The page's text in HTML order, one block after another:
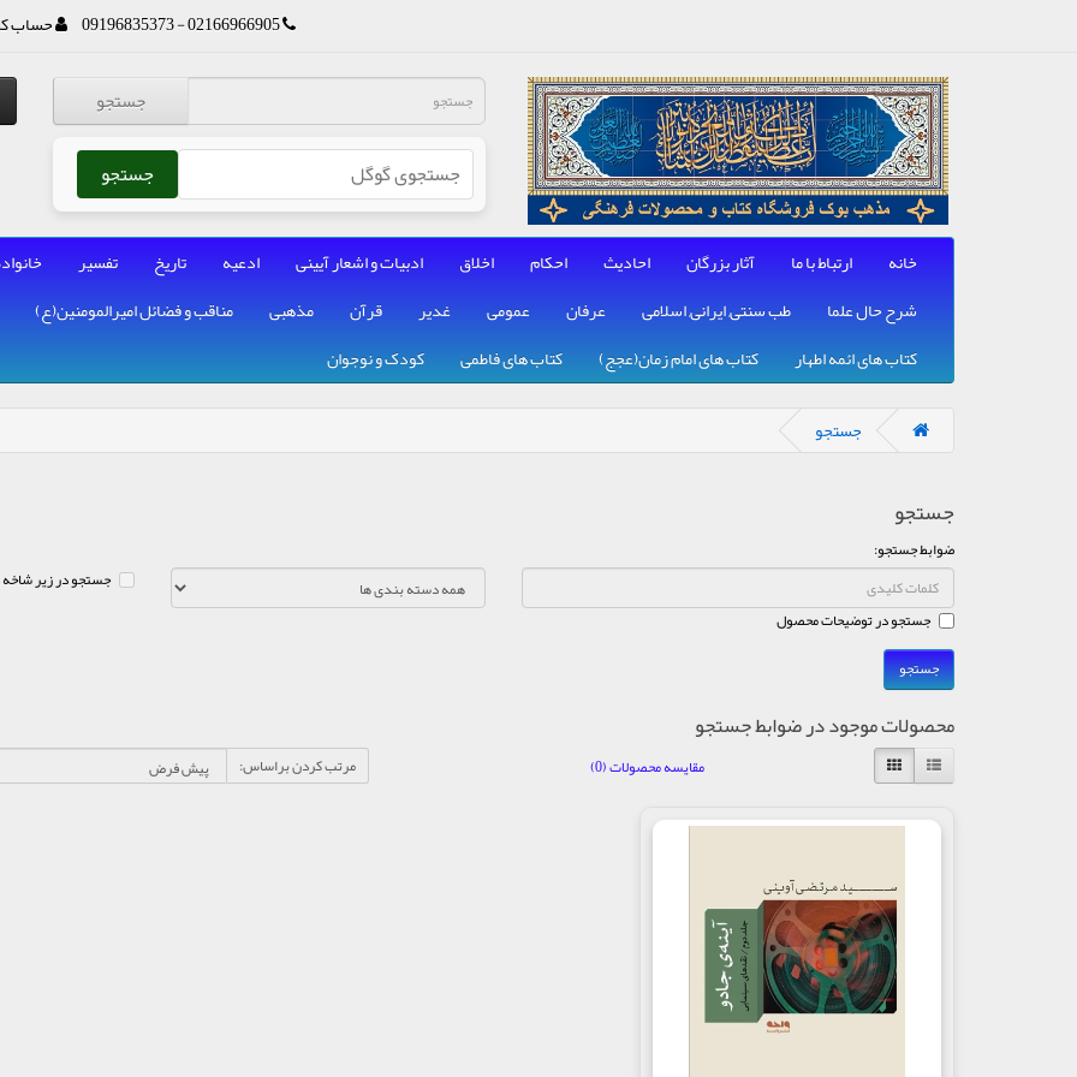
02166966905 - 09196835373 حساب
جستجو
جستجو
خانه ارتباط با ما آثار بزرگان احادیث احکام اخلاق ادبیات و اشعار آیینی ادعیه تاریخ تفسیر
شرح حال علما
طب سنتی, ایرانی, اسلامی عرفان عمومی غدیر قرآن مذهبی مناقب و فضائل امیرالمومنین(ع)
کتاب های ائمه اطهار
کتاب های امام زمان(عجج) کتاب های فاطمی کودک و نوجوان
جستجو
جستجو
ضوابط جستجو:
جستجو در زیر شاخه
جستجو در توضیحات محصول
محصولات موجود در ضوابط جستجو
مقایسه محصولات (0) مرتب کردن براساس: